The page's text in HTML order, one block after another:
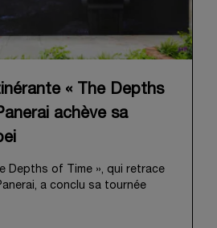
« The Depths
achève sa
Depths of Time », qui retrace
a conclu sa tournée
l’admirer dans le Huashan